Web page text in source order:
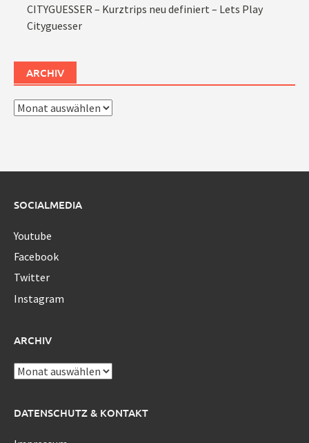
CITYGUESSER – Kurztrips neu definiert – Lets Play
Cityguesser
ARCHIV
Archiv
SOCIALMEDIA
Youtube
Facebook
Twitter
Instagram
ARCHIV
Archiv
DATENSCHUTZ & KONTAKT